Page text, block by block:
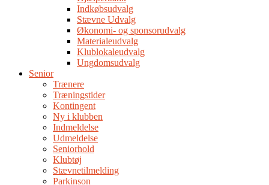
Indkøbsudvalg
Stævne Udvalg
Økonomi- og sponsorudvalg
Materialeudvalg
Klublokaleudvalg
Ungdomsudvalg
Senior
Trænere
Træningstider
Kontingent
Ny i klubben
Indmeldelse
Udmeldelse
Seniorhold
Klubtøj
Stævnetilmelding
Parkinson